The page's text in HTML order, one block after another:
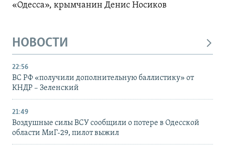
«Одесса», крымчанин Денис Носиков
НОВОСТИ
22:56
ВС РФ «получили дополнительную баллистику» от
КНДР – Зеленский
21:49
Воздушные силы ВСУ сообщили о потере в Одесской
области МиГ-29, пилот выжил